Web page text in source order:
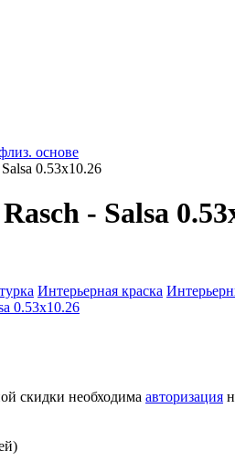
основе
0.53x10.26
- Salsa
Интерьерная краска
скидки необходима авторизация